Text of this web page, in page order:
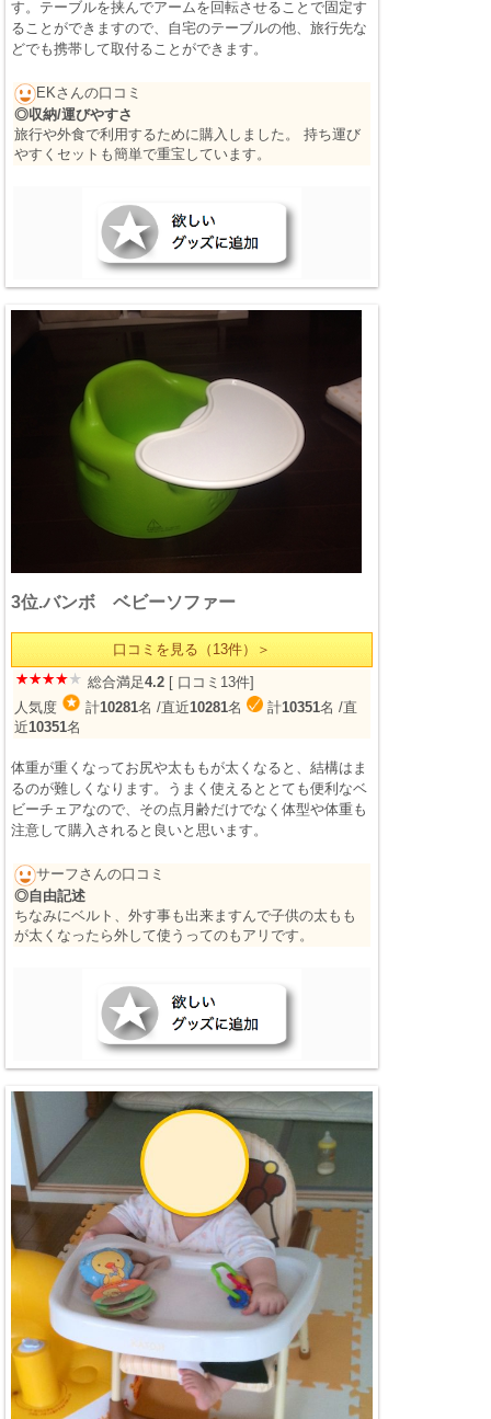
す。テーブルを挟んでアームを回転させることで固定す
ることができますので、自宅のテーブルの他、旅行先な
どでも携帯して取付ることができます。
EKさんの口コミ
◎収納/運びやすさ
旅行や外食で利用するために購入しました。 持ち運び
やすくセットも簡単で重宝しています。
3位.バンボ ベビーソファー
口コミを見る（13件）＞
総合満足4.2 [ 口コミ13件]
人気度
計10281名 /直近10281名 計10351名 /直
近10351名
体重が重くなってお尻や太ももが太くなると、結構はま
るのが難しくなります。うまく使えるととても便利なベ
ビーチェアなので、その点月齢だけでなく体型や体重も
注意して購入されると良いと思います。
サーフさんの口コミ
◎自由記述
ちなみにベルト、外す事も出来ますんで子供の太もも
が太くなったら外して使うってのもアリです。